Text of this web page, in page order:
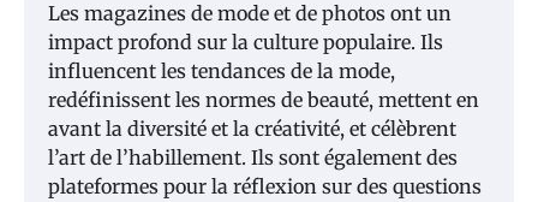
Les magazines de mode et de photos ont un
impact profond sur la culture populaire. Ils
influencent les tendances de la mode,
redéfinissent les normes de beauté, mettent en
avant la diversité et la créativité, et célèbrent
l’art de l’habillement. Ils sont également des
plateformes pour la réflexion sur des questions